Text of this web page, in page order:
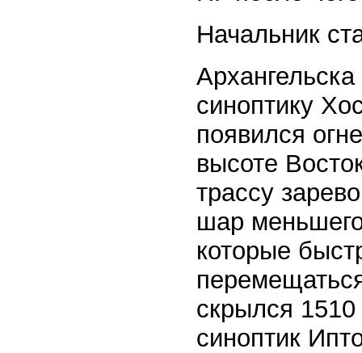
Начальник
синоптику
появился
высоте
трассу
шар
которые
скрылся
синоптик